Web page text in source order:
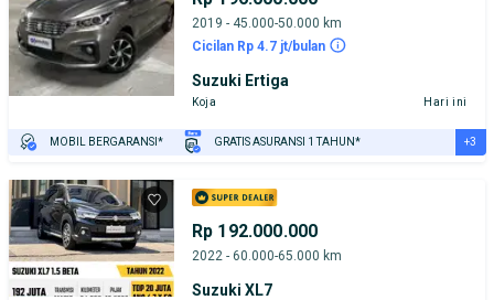
2019 - 45.000-50.000 km
Cicilan Rp 4.7 jt/bulan
Suzuki Ertiga
Koja Hari ini
MOBIL BERGARANSI* GRATIS ASURANSI 1 TAHUN*
PENJUAL TERVERIFIKASI
+3
Rp 192.000.000
2022 - 60.000-65.000 km
Suzuki XL7